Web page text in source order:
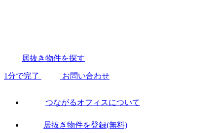
居抜き物件を探す
1分で完了 お問い合わせ
つながるオフィスについて
居抜き物件を登録(無料)